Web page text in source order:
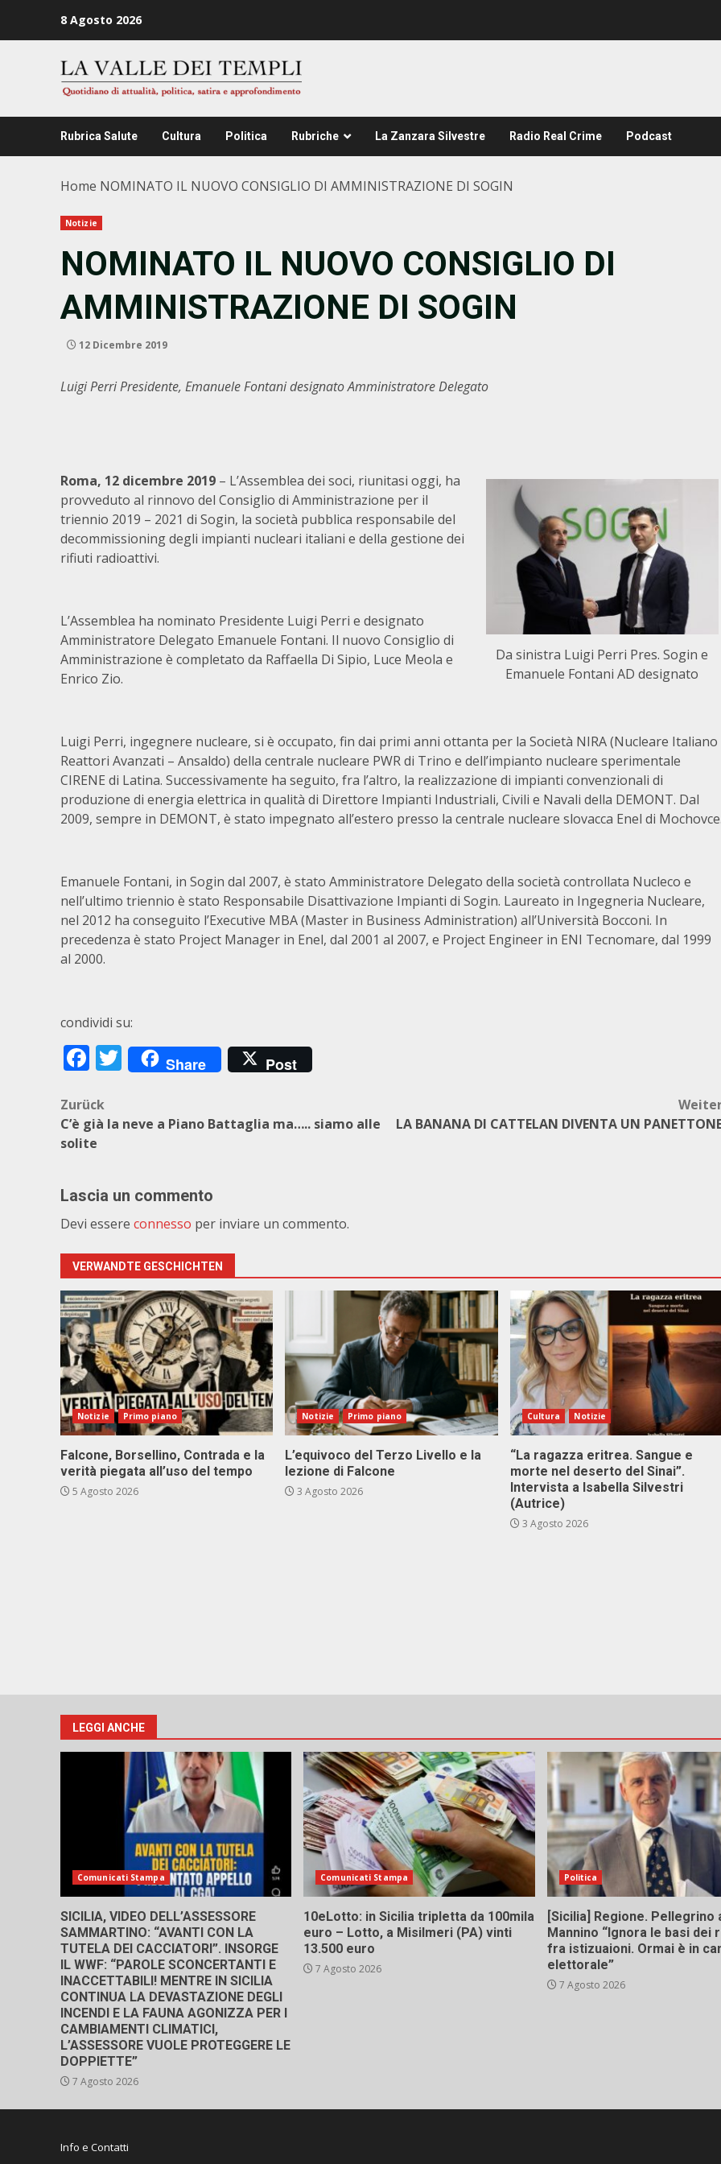
8 Agosto 2026
Rubrica Salute Cultura Politica Rubriche La Zanzara Silvestre Radio Real Crime Podcast
Home NOMINATO IL NUOVO CONSIGLIO DI AMMINISTRAZIONE DI SOGIN
Notizie
NOMINATO IL NUOVO CONSIGLIO DI
AMMINISTRAZIONE DI SOGIN
12 Dicembre 2019
Luigi Perri Presidente, Emanuele Fontani designato Amministratore Delegato
Da sinistra Luigi Perri Pres. Sogin e
Emanuele Fontani AD designato
Roma, 12 dicembre 2019 – L’Assemblea dei soci, riunitasi oggi, ha
provveduto al rinnovo del Consiglio di Amministrazione per il
triennio 2019 – 2021 di Sogin, la società pubblica responsabile del
decommissioning degli impianti nucleari italiani e della gestione dei
rifiuti radioattivi.
L’Assemblea ha nominato Presidente Luigi Perri e designato
Amministratore Delegato Emanuele Fontani. Il nuovo Consiglio di
Amministrazione è completato da Raffaella Di Sipio, Luce Meola e
Enrico Zio.
Luigi Perri, ingegnere nucleare, si è occupato, fin dai primi anni ottanta per la Società NIRA (Nucleare Italiano
Reattori Avanzati – Ansaldo) della centrale nucleare PWR di Trino e dell’impianto nucleare sperimentale
CIRENE di Latina. Successivamente ha seguito, fra l’altro, la realizzazione di impianti convenzionali di
produzione di energia elettrica in qualità di Direttore Impianti Industriali, Civili e Navali della DEMONT. Dal
2009, sempre in DEMONT, è stato impegnato all’estero presso la centrale nucleare slovacca Enel di
Emanuele Fontani, in Sogin dal 2007, è stato Amministratore Delegato della società controllata Nucleco e
nell’ultimo triennio è stato Responsabile Disattivazione Impianti di Sogin. Laureato in Ingegneria Nucleare,
nel 2012 ha conseguito l’Executive MBA (Master in Business Administration) all’Università Bocconi. In
precedenza è stato Project Manager in Enel, dal 2001 al 2007, e Project Engineer in ENI Tecnomare, dal 1999
al 2000.
condividi su:
Facebook
Twitter
Share Post
Beitragsnavigation
Zurück
C’è già la neve a Piano Battaglia ma….. siamo alle
solite
LA BANANA DI CATTELAN DIVENTA UN
Lascia un commento
Devi essere connesso per inviare un commento.
VERWANDTE GESCHICHTEN
Notizie Primo piano
Falcone, Borsellino, Contrada e la
verità piegata all’uso del tempo
5 Agosto 2026
Notizie Primo piano
L’equivoco del Terzo Livello e la
lezione di Falcone
3 Agosto 2026
Cultura Notizie
“La ragazza eritrea. Sangue e
morte nel deserto del Sinai”.
Intervista a Isabella Silvestri
(Autrice)
3 Agosto 2026
LEGGI ANCHE
Comunicati Stampa
SICILIA, VIDEO DELL’ASSESSORE
SAMMARTINO: “AVANTI CON LA
TUTELA DEI CACCIATORI”. INSORGE
IL WWF: “PAROLE SCONCERTANTI E
INACCETTABILI! MENTRE IN SICILIA
CONTINUA LA DEVASTAZIONE DEGLI
INCENDI E LA FAUNA AGONIZZA PER I
CAMBIAMENTI CLIMATICI,
L’ASSESSORE VUOLE PROTEGGERE LE
DOPPIETTE”
7 Agosto 2026
Comunicati Stampa
10eLotto: in Sicilia tripletta da 100mila
euro – Lotto, a Misilmeri (PA) vinti
13.500 euro
7 Agosto 2026
Politica
[Sicilia] Regione. Pellegrino
Mannino “Ignora le basi dei
fra istizuaioni. Ormai è in
elettorale”
7 Agosto 2026
Info e Contatti